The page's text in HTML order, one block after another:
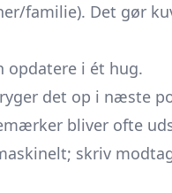
familie). Det gør
opdatere i ét hug.
det op i næste
bliver ofte
skriv